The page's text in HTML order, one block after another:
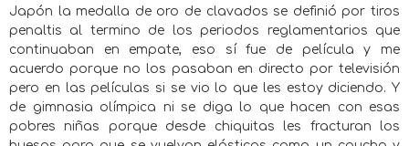
Japón la medalla de oro de clavados se definió por tiros
penaltis al termino de los periodos reglamentarios que
continuaban en empate, eso sí fue de película y me
acuerdo porque no los pasaban en directo por televisión
pero en las películas si se vio lo que les estoy diciendo. Y
de gimnasia olímpica ni se diga lo que hacen con esas
pobres niñas porque desde chiquitas les fracturan los